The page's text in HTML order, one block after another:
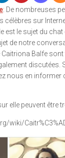
: De nombreuses
célèbres sur
est le sujet du chat
de notre
Caitriona Balfe
discutées.
nous en
elle peuvent être
wiki/